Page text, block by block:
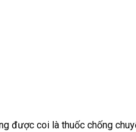
được coi là thuốc chống